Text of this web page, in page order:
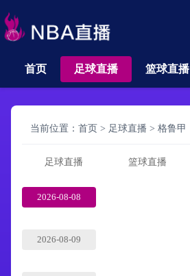
首页 足球直播 篮球直播
当前位置： 首页 > 足球直播 > 格鲁甲
足球直播 篮球直播
2026-08-08
2026-08-09